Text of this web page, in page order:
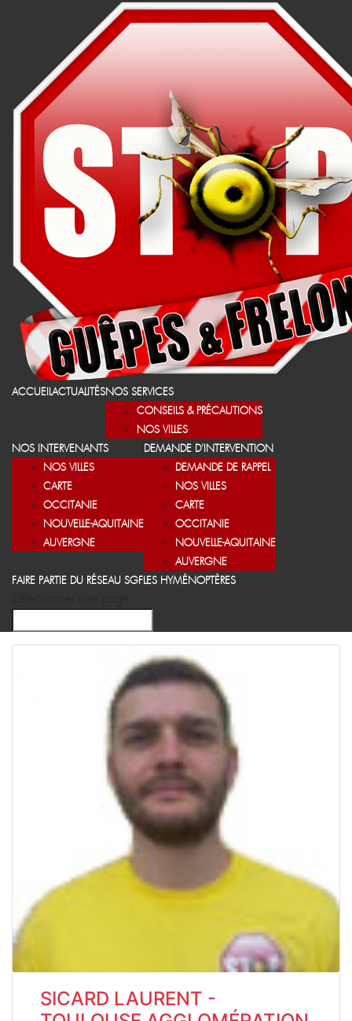
ACCUEILACTUALITÉSNOS SERVICES
CONSEILS & PRÉCAUTIONS
NOS VILLES
NOS INTERVENANTS
NOS VILLES
CARTE
OCCITANIE
NOUVELLE-AQUITAINE
AUVERGNE
DEMANDE D’INTERVENTION
DEMANDE DE RAPPEL
NOS VILLES
CARTE
OCCITANIE
NOUVELLE-AQUITAINE
AUVERGNE
FAIRE PARTIE DU RÉSEAU SGFLES HYMÉNOPTÈRES
SICARD LAURENT -